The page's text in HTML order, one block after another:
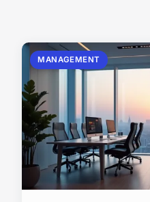
MANAGEMENT